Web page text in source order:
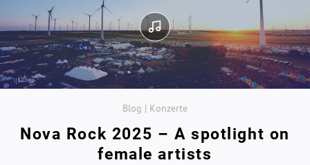
Blog | Konzerte
Nova Rock 2025 – A spotlight on
female artists